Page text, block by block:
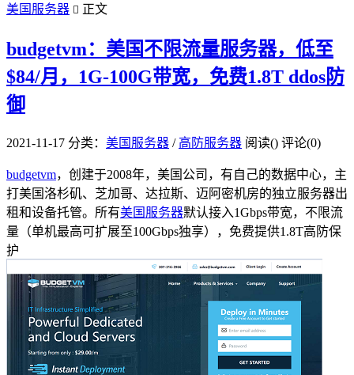
美国服务器  正文
budgetvm：美国不限流量服务器，低至
$84/月，1G-100G带宽，免费1.8T ddos防
御
2021-11-17 分类： 美国服务器 / 高防服务器 阅读() 评论(0)
budgetvm，创建于2008年，美国公司，有自己的数据中心，主
打美国洛杉矶、芝加哥、达拉斯、迈阿密机房的独立服务器出
租和设备托管。所有美国服务器默认接入1Gbps带宽，不限流
量（单机最高可扩展至100Gbps独享），免费提供1.8T高防保
护